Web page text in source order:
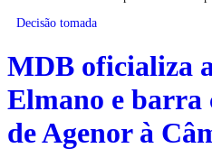
Decisão tomada
MDB oficializa
Elmano e
de Agenor à